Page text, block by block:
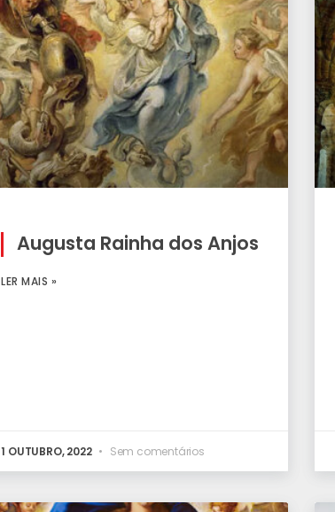
Augusta Rainha dos Anjos
LER MAIS »
1 OUTUBRO, 2022 Sem comentários